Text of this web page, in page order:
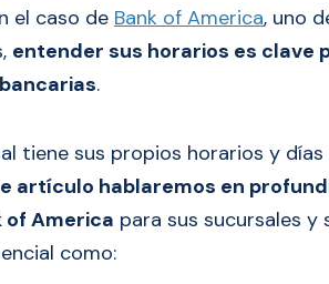
el caso de Bank of America, uno
entender sus horarios es clave
.
tiene sus propios horarios y
artículo hablaremos en
of America para sus sucursales y
como: